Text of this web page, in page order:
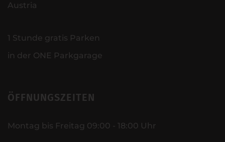
Austria
1 Stunde gratis Parken
in der ONE Parkgarage
ÖFFNUNGSZEITEN
Montag bis Freitag 09:00 - 18:00 Uhr